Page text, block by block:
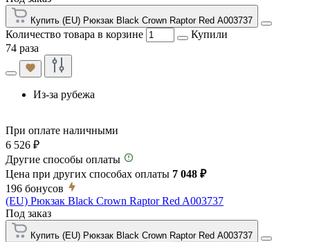
Купить (EU) Рюкзак Black Crown Raptor Red A003737
Количество товара в корзине
Купили
74 раза
Из-за рубежа
При оплате наличными
6 526 ₽
Другие способы оплаты
Цена при других способах оплаты 7 048 ₽
196 бонусов
(EU) Рюкзак Black Crown Raptor Red A003737
Под заказ
Купить (EU) Рюкзак Black Crown Raptor Red A003737